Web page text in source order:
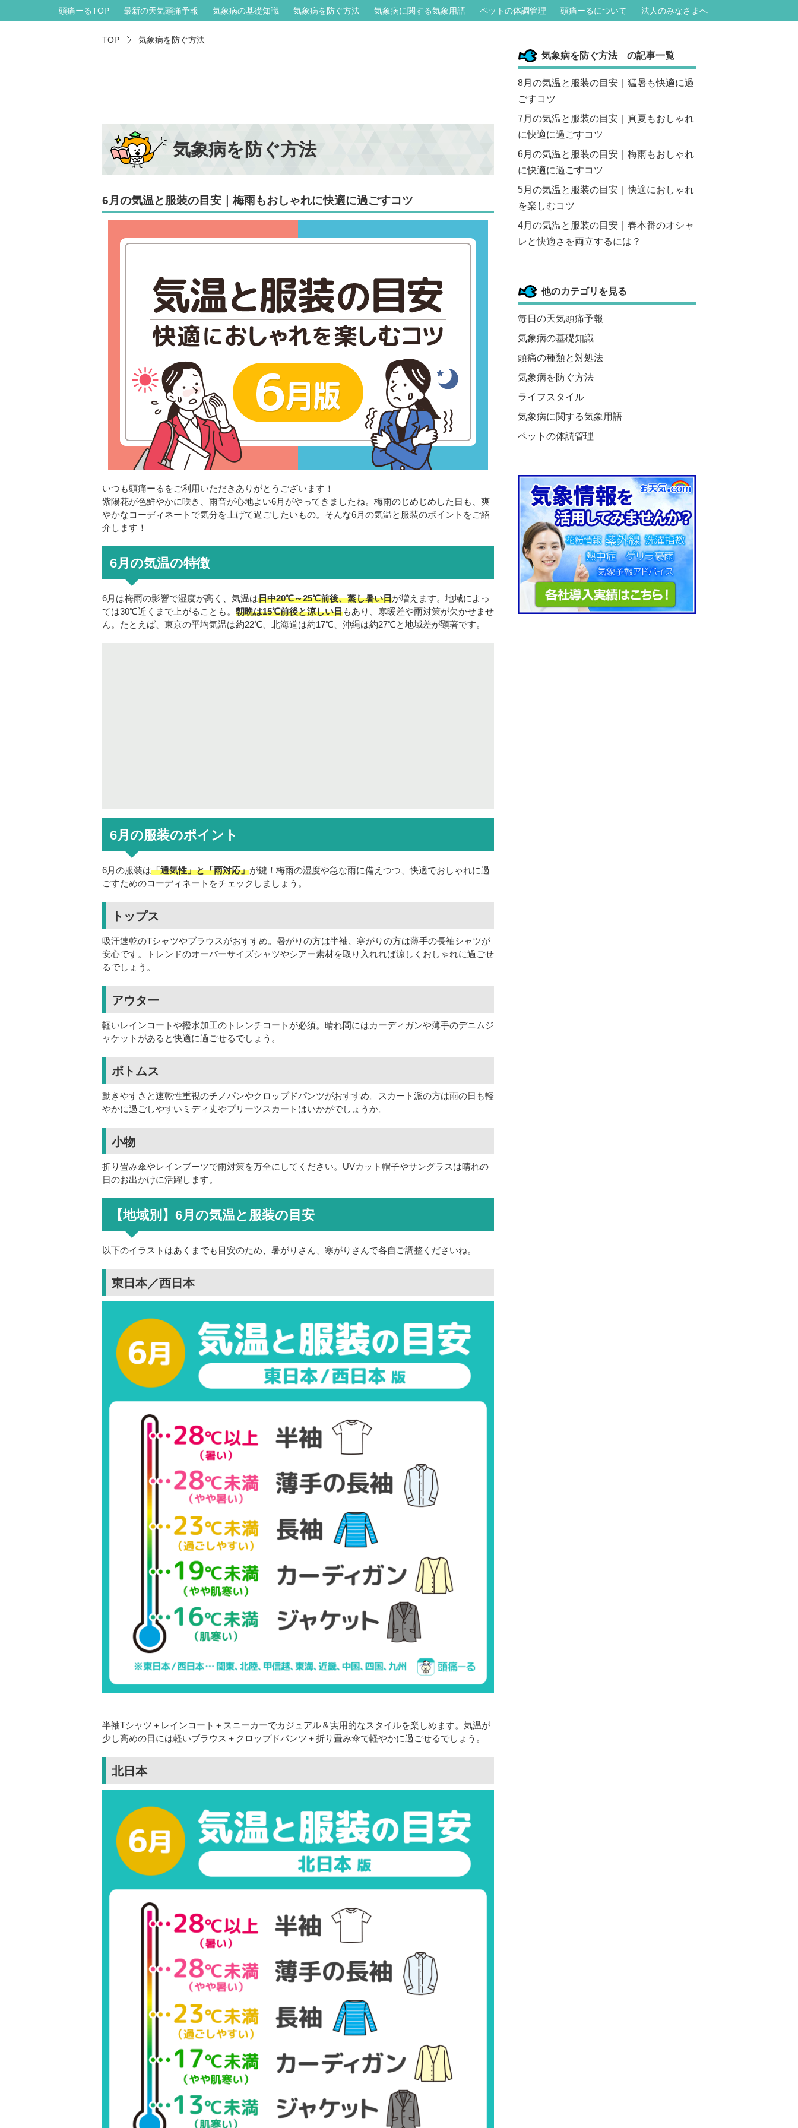
頭痛ーるTOP 最新の天気頭痛予報 気象病の基礎知識 気象病を防ぐ方法 気象病に関する気象用語 ペットの体調管理 頭痛ーるについて 法人のみなさまへ
気象病を防ぐ方法
TOP 気象病を防ぐ方法
6月の気温と服装の目安｜梅雨もおしゃれに快適に過ごすコツ
いつも頭痛ーるをご利用いただきありがとうございます！
紫陽花が色鮮やかに咲き、雨音が心地よい6月がやってきましたね。梅雨のじめじめした日も、爽
やかなコーディネートで気分を上げて過ごしたいもの。そんな6月の気温と服装のポイントをご紹
介します！
6月の気温の特徴
6月は梅雨の影響で湿度が高く、気温は日中20℃～25℃前後、蒸し暑い日が増えます。地域によっ
ては30℃近くまで上がることも。 朝晩は15℃前後と涼しい日もあり、寒暖差や雨対策が欠かせませ
ん。たとえば、東京の平均気温は約22℃、北海道は約17℃、沖縄は約27℃と地域差が顕著です。
6月の服装のポイント
6月の服装は「通気性」と「雨対応」が鍵！梅雨の湿度や急な雨に備えつつ、快適でおしゃれに過
ごすためのコーディネートをチェックしましょう。
トップス
吸汗速乾のTシャツやブラウスがおすすめ。暑がりの方は半袖、寒がりの方は薄手の長袖シャツが
安心です。トレンドのオーバーサイズシャツやシアー素材を取り入れれば涼しくおしゃれに過ごせ
るでしょう。
アウター
軽いレインコートや撥水加工のトレンチコートが必須。晴れ間にはカーディガンや薄手のデニムジ
ャケットがあると快適に過ごせるでしょう。
ボトムス
動きやすさと速乾性重視のチノパンやクロップドパンツがおすすめ。スカート派の方は雨の日も軽
やかに過ごしやすいミディ丈やプリーツスカートはいかがでしょうか。
小物
折り畳み傘やレインブーツで雨対策を万全にしてください。UVカット帽子やサングラスは晴れの
日のお出かけに活躍します。
【地域別】6月の気温と服装の目安
以下のイラストはあくまでも目安のため、暑がりさん、寒がりさんで各自ご調整くださいね。
東日本／西日本
半袖Tシャツ＋レインコート＋スニーカーでカジュアル＆実用的なスタイルを楽しめます。気温が
少し高めの日には軽いブラウス＋クロップドパンツ＋折り畳み傘で軽やかに過ごせるでしょう。
北日本
気象病を防ぐ方法 の記事一覧
8月の気温と服装の目安｜猛暑も快適に過
ごすコツ
7月の気温と服装の目安｜真夏もおしゃれ
に快適に過ごすコツ
6月の気温と服装の目安｜梅雨もおしゃれ
に快適に過ごすコツ
5月の気温と服装の目安｜快適におしゃれ
を楽しむコツ
4月の気温と服装の目安｜春本番のオシャ
レと快適さを両立するには？
他のカテゴリを見る
毎日の天気頭痛予報
気象病の基礎知識
頭痛の種類と対処法
気象病を防ぐ方法
ライフスタイル
気象病に関する気象用語
ペットの体調管理